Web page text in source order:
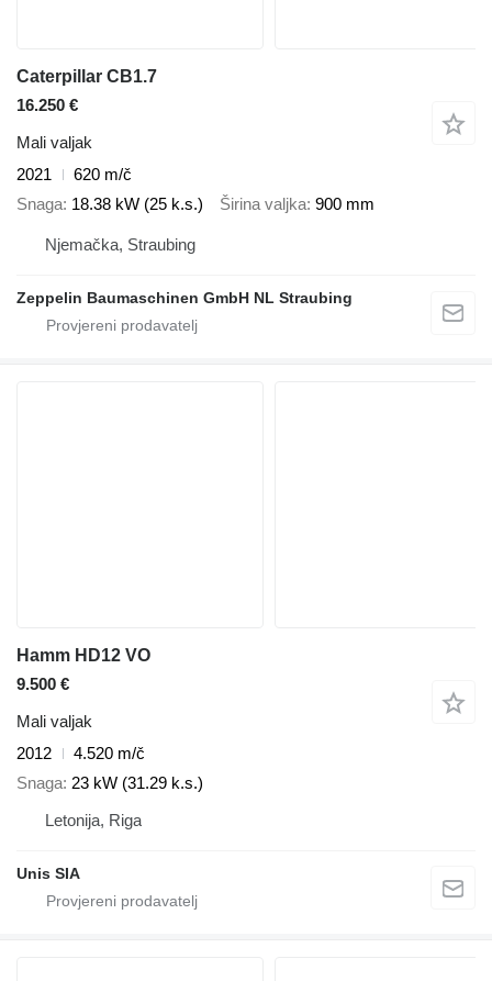
Caterpillar CB1.7
16.250 €
Mali valjak
2021
620 m/č
Snaga 18.38 kW (25 k.s.) Širina valjka 900 mm
Njemačka, Straubing
Zeppelin Baumaschinen GmbH NL Straubing
Hamm HD12 VO
9.500 €
Mali valjak
2012
4.520 m/č
Snaga 23 kW (31.29 k.s.)
Letonija, Riga
Unis SIA